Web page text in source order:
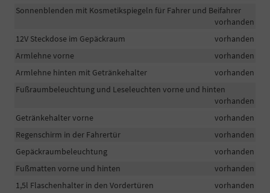
Sonnenblenden mit Kosmetikspiegeln für Fahrer und Beifahrer
vorhanden
12V Steckdose im Gepäckraum
vorhanden
Armlehne vorne
vorhanden
Armlehne hinten mit Getränkehalter
vorhanden
Fußraumbeleuchtung und Leseleuchten vorne und hinten
vorhanden
Getränkehalter vorne
vorhanden
Regenschirm in der Fahrertür
vorhanden
Gepäckraumbeleuchtung
vorhanden
Fußmatten vorne und hinten
vorhanden
1,5l Flaschenhalter in den Vordertüren
vorhanden